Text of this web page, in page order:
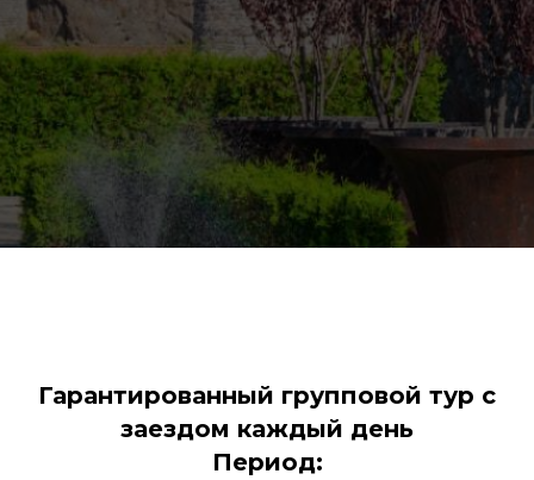
Гарантированный групповой тур с
заездом каждый день
Период: